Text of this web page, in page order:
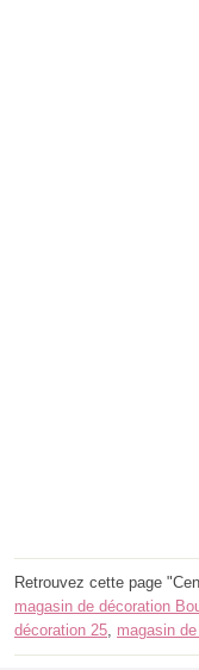
Retrouvez cette page
magasin de décoration
décoration 25 magasin